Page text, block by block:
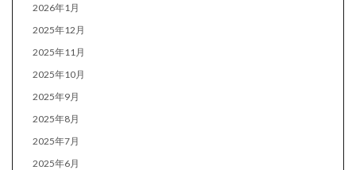
2026年1月
2025年12月
2025年11月
2025年10月
2025年9月
2025年8月
2025年7月
2025年6月